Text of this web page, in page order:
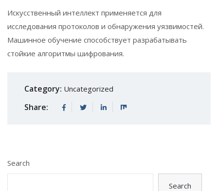
Искусственный интеллект применяется для
исследования протоколов и обнаружения уязвимостей.
Машинное обучение способствует разрабатывать
стойкие алгоритмы шифрования.
Category: Uncategorized
Share:
Search
Search